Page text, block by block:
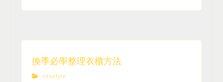
換季必學整理衣櫃方法
Lifestyle